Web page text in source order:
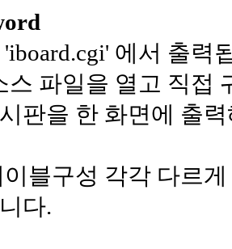
에서 출력
스 파일을 열고 직접
판을 한 화면에 출
블구성 각각 다르
다.